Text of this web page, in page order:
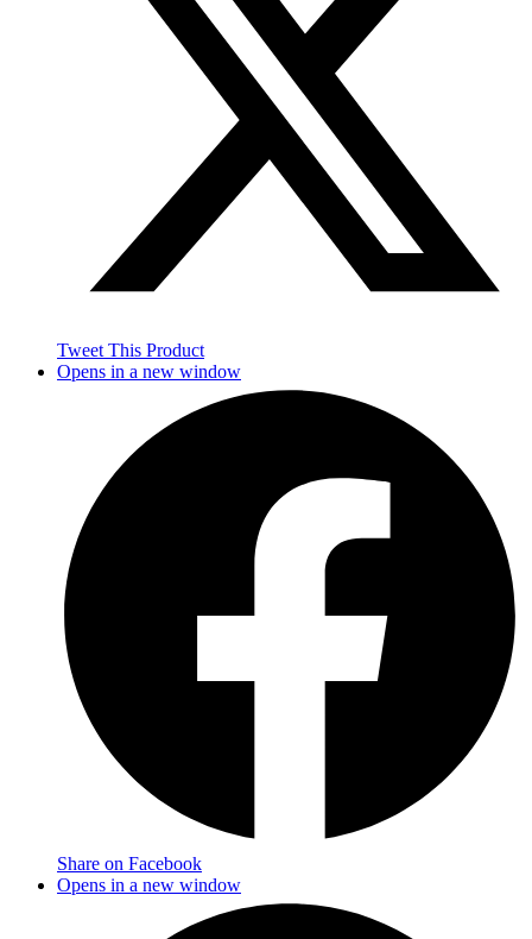
Tweet This Product
Opens in a new window
Share on Facebook
Opens in a new window